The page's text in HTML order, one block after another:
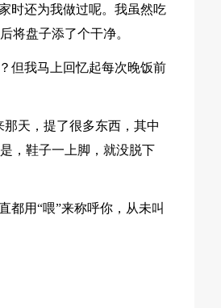
时还为我做过呢。我虽然吃
将盘子添了个干净。
但我马上回忆起每次晚饭前
天，提了很多东西，其中
，鞋子一上脚，就没脱下
用“喂”来称呼你，从未叫